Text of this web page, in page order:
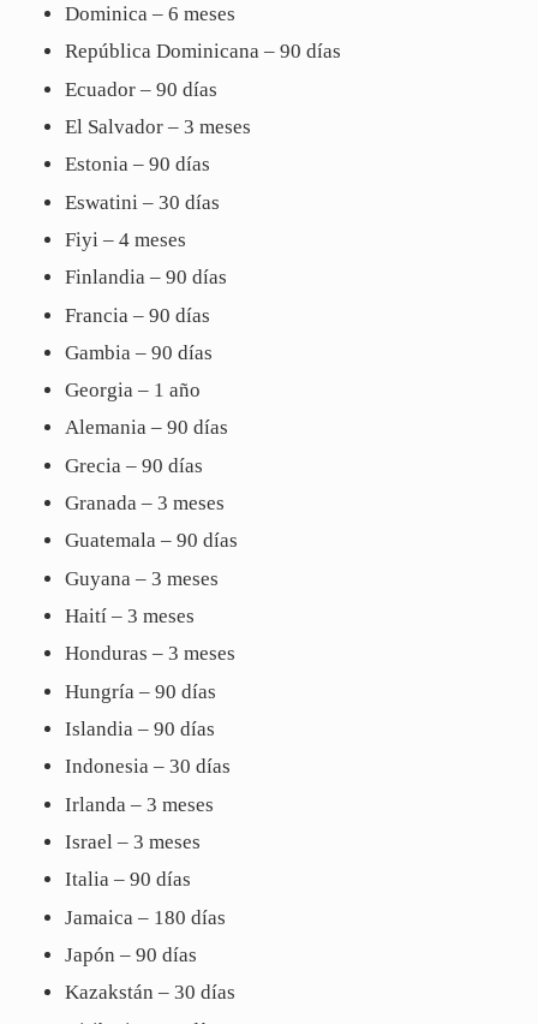
Dominica – 6 meses
República Dominicana – 90 días
Ecuador – 90 días
El Salvador – 3 meses
Estonia – 90 días
Eswatini – 30 días
Fiyi – 4 meses
Finlandia – 90 días
Francia – 90 días
Gambia – 90 días
Georgia – 1 año
Alemania – 90 días
Grecia – 90 días
Granada – 3 meses
Guatemala – 90 días
Guyana – 3 meses
Haití – 3 meses
Honduras – 3 meses
Hungría – 90 días
Islandia – 90 días
Indonesia – 30 días
Irlanda – 3 meses
Israel – 3 meses
Italia – 90 días
Jamaica – 180 días
Japón – 90 días
Kazakstán – 30 días